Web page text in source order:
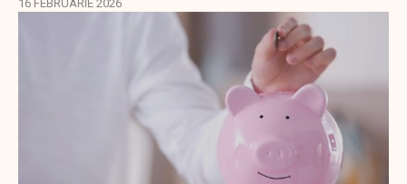
16 FEBRUARIE 2026